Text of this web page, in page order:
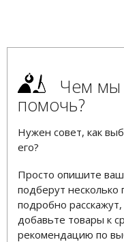
Чем
помочь?
Нужен совет, как
его?
Просто опишите
подберут
подробно
добавьте товары к
рекомендацию по